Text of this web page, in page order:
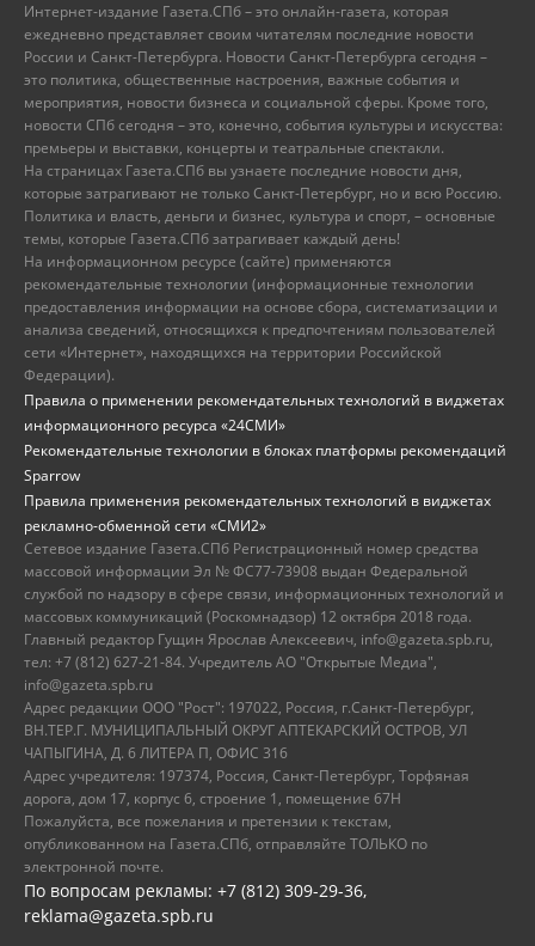
Интернет-издание Газета.СПб – это онлайн-газета, которая
ежедневно представляет своим читателям последние новости
России и Санкт-Петербурга. Новости Санкт-Петербурга сегодня –
это политика, общественные настроения, важные события и
мероприятия, новости бизнеса и социальной сферы. Кроме того,
новости СПб сегодня – это, конечно, события культуры и искусства:
премьеры и выставки, концерты и театральные спектакли.
На страницах Газета.СПб вы узнаете последние новости дня,
которые затрагивают не только Санкт-Петербург, но и всю Россию.
Политика и власть, деньги и бизнес, культура и спорт, – основные
темы, которые Газета.СПб затрагивает каждый день!
На информационном ресурсе (сайте) применяются
рекомендательные технологии (информационные технологии
предоставления информации на основе сбора, систематизации и
анализа сведений, относящихся к предпочтениям пользователей
сети «Интернет», находящихся на территории Российской
Федерации).
Правила о применении рекомендательных технологий в виджетах
информационного ресурса «24СМИ»
Рекомендательные технологии в блоках платформы рекомендаций
Sparrow
Правила применения рекомендательных технологий в виджетах
рекламно-обменной сети «СМИ2»
Сетевое издание Газета.СПб Регистрационный номер средства
массовой информации Эл № ФС77-73908 выдан Федеральной
службой по надзору в сфере связи, информационных технологий и
массовых коммуникаций (Роскомнадзор) 12 октября 2018 года.
Главный редактор Гущин Ярослав Алексеевич, info@gazeta.spb.ru,
тел: +7 (812) 627-21-84. Учредитель АО "Открытые Медиа",
info@gazeta.spb.ru
Адрес редакции ООО "Рост": 197022, Россия, г.Санкт-Петербург,
ВН.ТЕР.Г. МУНИЦИПАЛЬНЫЙ ОКРУГ АПТЕКАРСКИЙ ОСТРОВ, УЛ
ЧАПЫГИНА, Д. 6 ЛИТЕРА П, ОФИС 316
Адрес учредителя: 197374, Россия, Санкт-Петербург, Торфяная
дорога, дом 17, корпус 6, строение 1, помещение 67Н
Пожалуйста, все пожелания и претензии к текстам,
опубликованном на Газета.СПб, отправляйте ТОЛЬКО по
электронной почте.
По вопросам рекламы: +7 (812) 309-29-36,
reklama@gazeta.spb.ru